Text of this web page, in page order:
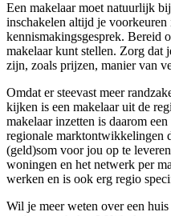
Een makelaar moet natuurlijk
inschakelen altijd je voorkeuren
kennismakingsgesprek. Bereid
makelaar kunt stellen. Zorg dat
zijn, zoals prijzen, manier van
Omdat er steevast meer
kijken is een makelaar uit de
makelaar inzetten is daarom
regionale marktontwikkelingen
(geld)som voor jou op te
woningen en het netwerk per
werken en is ook erg regio
Wil je meer weten over een